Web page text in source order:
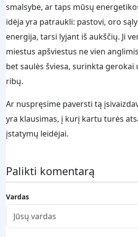
smalsybe, ar taps mūsų
idėja yra patraukli: pastovi, oro
energija, tarsi lyjant iš aukščių. Ji
miestus apšviestus ne vien
bet saulės šviesa, surinkta
ribų.
Ar nuspręsime paversti tą
yra klausimas, į kurį kartu turės
įstatymų leidėjai.
Palikti komentarą
Vardas